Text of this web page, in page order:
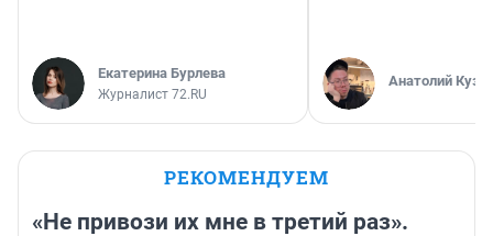
Екатерина Бурлева
Журналист 72.RU
Анатолий
РЕКОМЕНДУЕМ
«Не привози их мне в третий раз».